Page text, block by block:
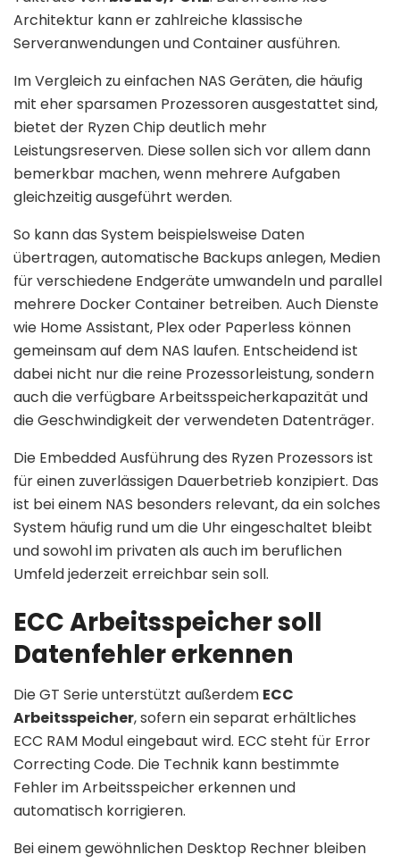
Architektur kann er zahlreiche klassische
Serveranwendungen und Container ausführen.
Im Vergleich zu einfachen NAS Geräten, die häufig
mit eher sparsamen Prozessoren ausgestattet sind,
bietet der Ryzen Chip deutlich mehr
Leistungsreserven. Diese sollen sich vor allem dann
bemerkbar machen, wenn mehrere Aufgaben
gleichzeitig ausgeführt werden.
So kann das System beispielsweise Daten
übertragen, automatische Backups anlegen, Medien
für verschiedene Endgeräte umwandeln und parallel
mehrere Docker Container betreiben. Auch Dienste
wie Home Assistant, Plex oder Paperless können
gemeinsam auf dem NAS laufen. Entscheidend ist
dabei nicht nur die reine Prozessorleistung, sondern
auch die verfügbare Arbeitsspeicherkapazität und
die Geschwindigkeit der verwendeten Datenträger.
Die Embedded Ausführung des Ryzen Prozessors ist
für einen zuverlässigen Dauerbetrieb konzipiert. Das
ist bei einem NAS besonders relevant, da ein solches
System häufig rund um die Uhr eingeschaltet bleibt
und sowohl im privaten als auch im beruflichen
Umfeld jederzeit erreichbar sein soll.
ECC Arbeitsspeicher soll
Datenfehler erkennen
Die GT Serie unterstützt außerdem ECC
Arbeitsspeicher, sofern ein separat erhältliches
ECC RAM Modul eingebaut wird. ECC steht für Error
Correcting Code. Die Technik kann bestimmte
Fehler im Arbeitsspeicher erkennen und
automatisch korrigieren.
Bei einem gewöhnlichen Desktop Rechner bleiben